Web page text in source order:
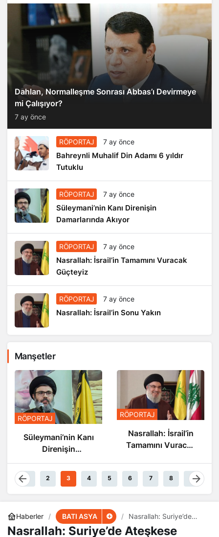
Dahlan, Normalleşme Sonrası Abbas’ı Devirmeye
mi Çalışıyor?
7 ay önce
RÖPORTAJ 7 ay önce
Bahreynli Muhalif Din Adamı 6 yıldır
Tutuklu
RÖPORTAJ 7 ay önce
Süleymani’nin Kanı Direnişin
Damarlarında Akıyor
RÖPORTAJ 7 ay önce
Nasrallah: İsrail’in Tamamını Vuracak
Güçteyiz
RÖPORTAJ 7 ay önce
Nasrallah: İsrail’in Sonu Yakın
Manşetler
RÖPORTAJ
Süleymani’nin Kanı
Direnişin
Akıyor
RÖPORTAJ
Nasrallah: İsrail’in
Tamamını Vuracak
1 2 3 4 5 6 7 8 9
Haberler BATI ASYA
Nasrallah: Suriye’de
Ateşkese Hazırız
Nasrallah: Suriye’de Ateşkese